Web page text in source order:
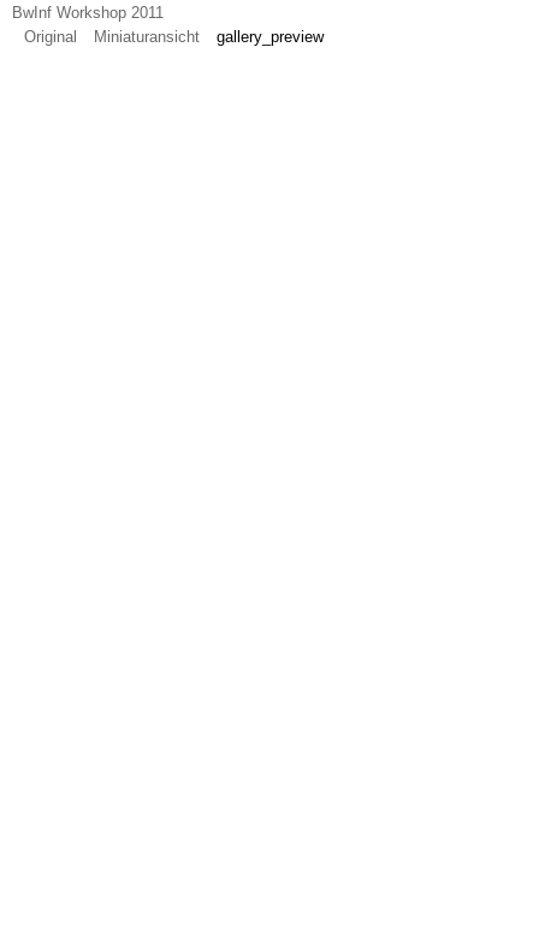
BwInf Workshop 2011
Original
Miniaturansicht gallery_preview